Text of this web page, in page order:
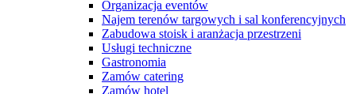
Organizacja eventów
Najem terenów targowych i sal konferencyjnych
Zabudowa stoisk i aranżacja przestrzeni
Usługi techniczne
Gastronomia
Zamów catering
Zamów hotel